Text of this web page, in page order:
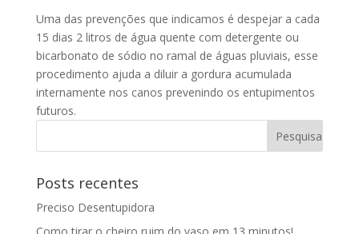
Uma das prevenções que indicamos é despejar a cada
15 dias 2 litros de água quente com detergente ou
bicarbonato de sódio no ramal de águas pluviais, esse
procedimento ajuda a diluir a gordura acumulada
internamente nos canos prevenindo os entupimentos
futuros.
Posts recentes
Preciso Desentupidora